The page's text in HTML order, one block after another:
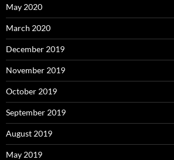
May 2020
March 2020
December 2019
November 2019
October 2019
September 2019
August 2019
May 2019